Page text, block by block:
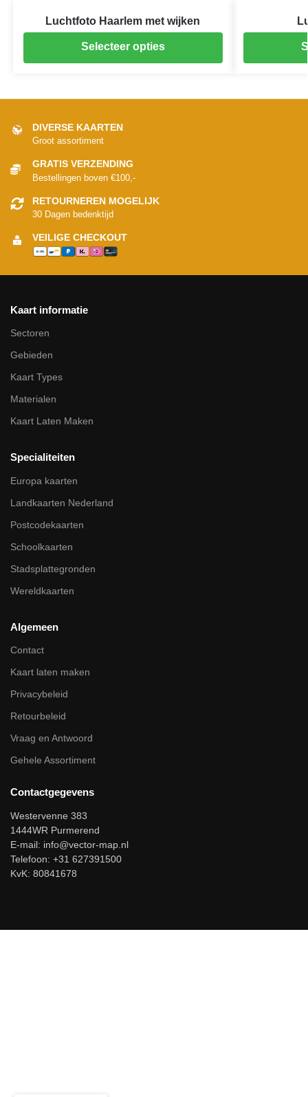
Luchtfoto Haarlem met wijken
Selecteer opties
DIVERSE KAARTEN
Groot assortiment
GRATIS VERZENDING
Bestellingen boven €100,-
RETOURNEREN MOGELIJK
30 Dagen bedenktijd
VEILIGE CHECKOUT
Kaart informatie
Sectoren
Gebieden
Kaart Types
Materialen
Kaart Laten Maken
Specialiteiten
Europa kaarten
Landkaarten Nederland
Postcodekaarten
Schoolkaarten
Stadsplattegronden
Wereldkaarten
Algemeen
Contact
Kaart laten maken
Privacybeleid
Retourbeleid
Vraag en Antwoord
Gehele Assortiment
Contactgegevens
Westervenne 383
1444WR Purmerend
E-mail: info@vector-map.nl
Telefoon: +31 627391500
KvK: 80841678